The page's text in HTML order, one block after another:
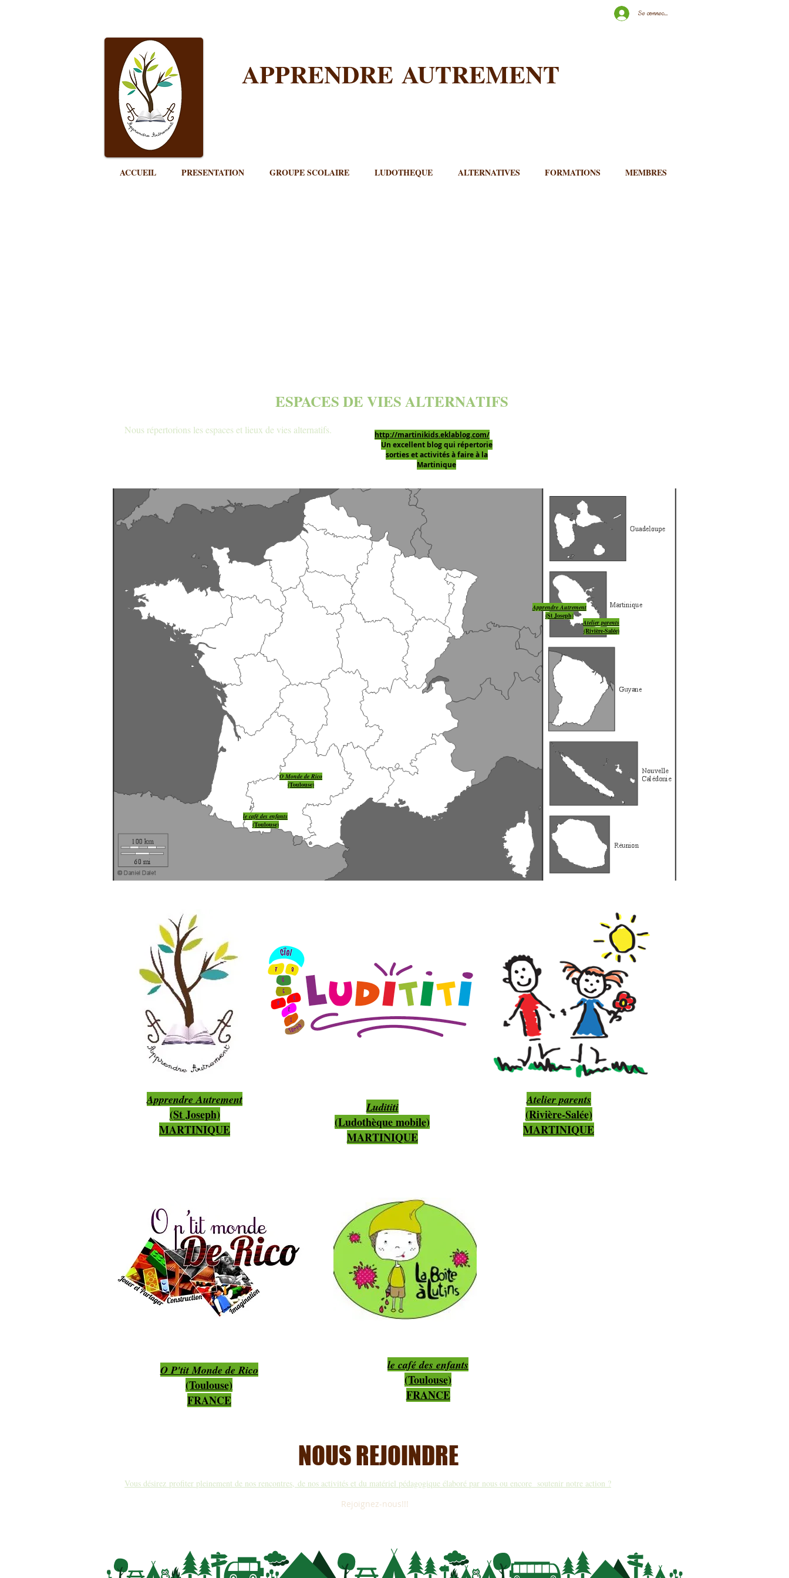
Se connecter
APPRENDRE AUTREMENT
ACCUEIL PRESENTATION GROUPE SCOLAIRE LUDOTHEQUE ALTERNATIVES FORMATIONS MEMBRES
ESPACES DE VIES ALTERNATIFS
Nous répertorions les espaces et lieux de vies alternatifs.
http://martinikids.eklablog.com/
Un excellent blog qui répertorie
sorties et activités à faire à la
Martinique
le café des enfants
(Toulouse)
O Monde de Rico
(Toulouse)
Apprendre Autrement
(St Joseph)
Atelier parents
(Rivière-Salée)
Apprendre Autrement
(St Joseph)
MARTINIQUE
Ludititi
(Ludothèque mobile)
MARTINIQUE
Atelier parents
(Rivière-Salée)
MARTINIQUE
O P'tit Monde de Rico
(Toulouse)
FRANCE
le café des enfants
(Toulouse)
FRANCE
NOUS REJOINDRE
Vous désirez profiter pleinement de nos rencontres, de nos activités et du matériel pédagogique élaboré par nous ou encore soutenir notre action ?
Rejoignez-nous!!!